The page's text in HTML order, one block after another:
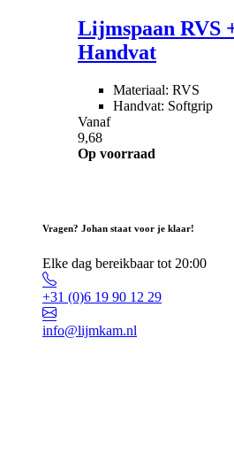
Lijmspaan RVS
Handvat
Materiaal: RVS
Handvat: Softgrip
Vanaf
9,68
Op voorraad
Vragen? Johan staat voor je klaar!
Elke dag bereikbaar tot 20:00
+31 (0)6 19 90 12 29
info@lijmkam.nl